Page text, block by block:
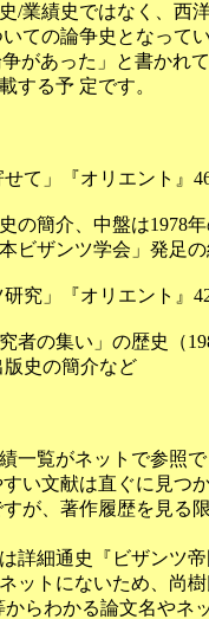
/業績史ではなく、西
ての論争史となっ
があった」と書かれ
する予 定です。
て」『オリエント』
の簡介、中盤は1978
ビザンツ学会」発足
究」『オリエント』
の集い」の歴史（
史の簡介など
一覧がネットで参照
い文献は直ぐに見つ
すが、著作履歴を見
詳細通史『ビザンツ
ットにないため、尚
らわかる論文名やネ